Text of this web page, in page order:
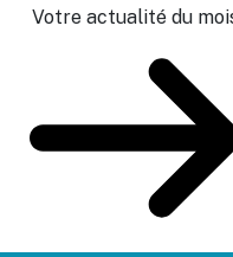
Votre actualité du